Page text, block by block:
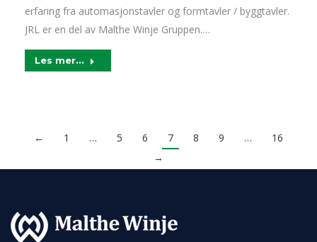
erfaring fra automasjonstavler og formtavler / byggtavler.
JRL er en del av Malthe Winje Gruppen.…
Les mer...
← 1 … 5 6 7 8 9 …
16
→